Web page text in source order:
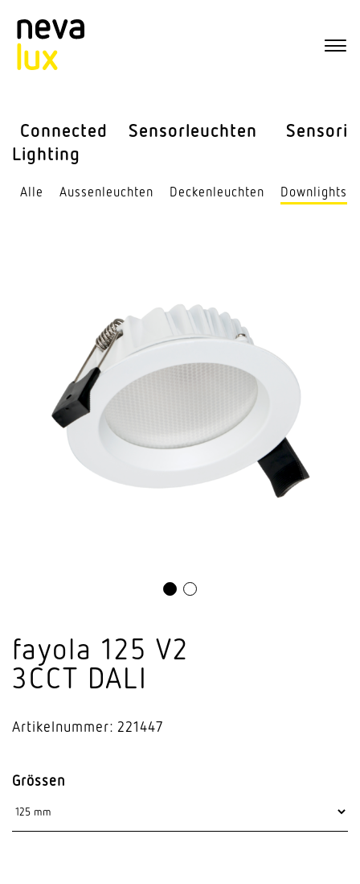
Connected
Lighting
Sensor­leuchten Sensorik
Alle Aussen­leuchten Decken­leuchten Down­lights
fayola 125 V2
3CCT DALI
Artikelnummer: 221447
Grössen